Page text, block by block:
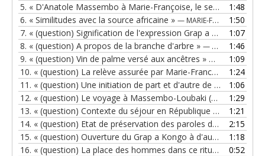
5. « D'Anatole Massembo à Marie-Françoise, le sens de l'héritage »
1:48
6. « Similitudes avec la source africaine » — MARIE-FRANCE MASSEMBO
1:50
7. « (question) Signification de l'expression Grap a Kongo »
1:07
8. « (question) A propos de la branche d'arbre » — MARIE-FRANCE MASSEMBO
1:46
9. « (question) Vin de palme versé aux ancêtres » — MARIE-
1:09
10. « (question) La relève assurée par Marie-France Massembo, le sens du devoir »
1:24
11. « (question) Une initiation de part et d'autre de l'Atlantique »
1:06
12. « (question) Le voyage à Massembo-Loubaki (République du Congo) »
1:29
13. « (question) Contexte du séjour en République du Congo »
1:21
14. « (question) Etat de préservation des paroles des chants »
2:15
15. « (question) Ouverture du Grap a Kongo à d'autres personnes »
1:18
16. « (question) La place des hommes dans ce rituel aux ancêtres »
0:52